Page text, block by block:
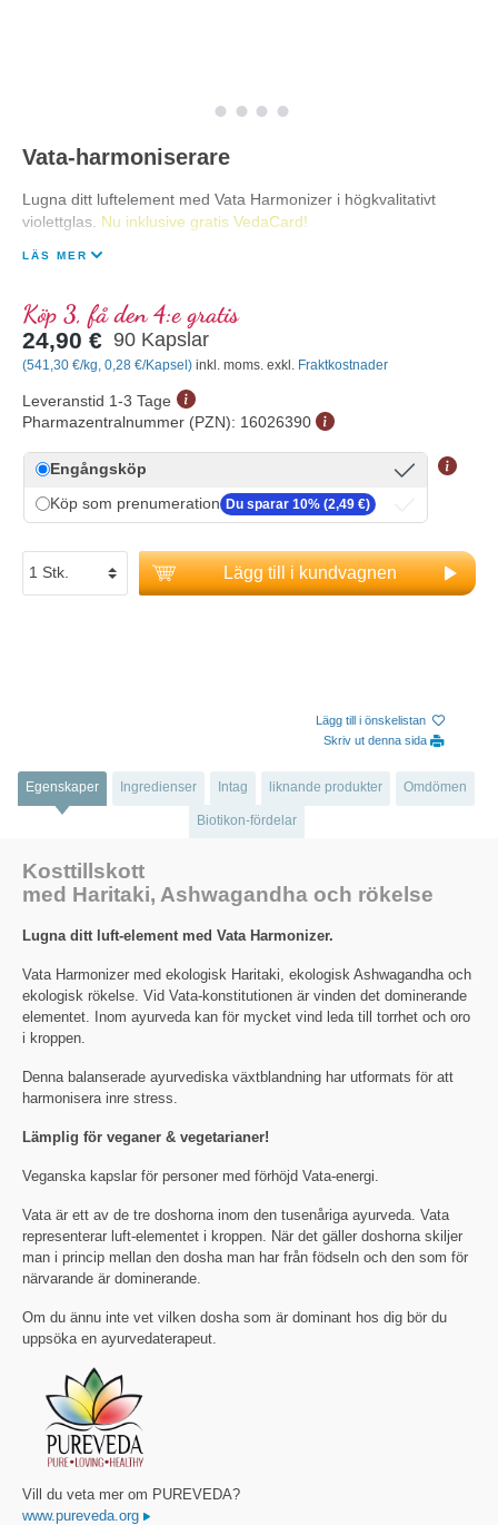
Vata-harmoniserare
Lugna ditt luftelement med Vata Harmonizer i högkvalitativt
violettglas. Nu inklusive gratis VedaCard!
LÄS MER
Köp 3, få den 4:e gratis
24,90 € 90 Kapslar
(541,30 €/kg, 0,28 €/Kapsel) inkl. moms. exkl. Fraktkostnader
Leveranstid 1-3 Tage
Pharmazentralnummer (PZN): 16026390
Engångsköp
Köp som prenumeration Du sparar 10% (2,49 €)
Lägg till i kundvagnen
Lägg till i önskelistan
Skriv ut denna sida
Egenskaper Ingredienser Intag liknande produkter Omdömen
Biotikon-fördelar
Kosttillskott
med Haritaki, Ashwagandha och rökelse
Lugna ditt luft-element med Vata Harmonizer.
Vata Harmonizer med ekologisk Haritaki, ekologisk Ashwagandha och
ekologisk rökelse. Vid Vata-konstitutionen är vinden det dominerande
elementet. Inom ayurveda kan för mycket vind leda till torrhet och oro
i kroppen.
Denna balanserade ayurvediska växtblandning har utformats för att
harmonisera inre stress.
Lämplig för veganer & vegetarianer!
Veganska kapslar för personer med förhöjd Vata-energi.
Vata är ett av de tre doshorna inom den tusenåriga ayurveda. Vata
representerar luft-elementet i kroppen. När det gäller doshorna skiljer
man i princip mellan den dosha man har från födseln och den som för
närvarande är dominerande.
Om du ännu inte vet vilken dosha som är dominant hos dig bör du
uppsöka en ayurvedaterapeut.
Vill du veta mer om PUREVEDA?
www.pureveda.org